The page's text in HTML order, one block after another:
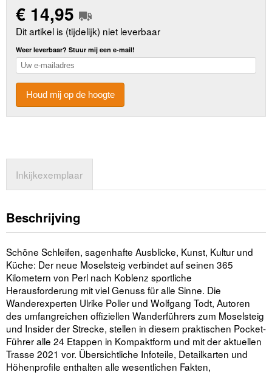
€ 14,95
Dit artikel is (tijdelijk) niet leverbaar
Weer leverbaar? Stuur mij een e-mail!
Houd mij op de hoogte
Inkijkexemplaar
Beschrijving
Schöne Schleifen, sagenhafte Ausblicke, Kunst, Kultur und
Küche: Der neue Moselsteig verbindet auf seinen 365
Kilometern von Perl nach Koblenz sportliche
Herausforderung mit viel Genuss für alle Sinne. Die
Wanderexperten Ulrike Poller und Wolfgang Todt, Autoren
des umfangreichen offiziellen Wanderführers zum Moselsteig
und Insider der Strecke, stellen in diesem praktischen Pocket-
Führer alle 24 Etappen in Kompaktform und mit der aktuellen
Trasse 2021 vor. Übersichtliche Infoteile, Detailkarten und
Höhenprofile enthalten alle wesentlichen Fakten,